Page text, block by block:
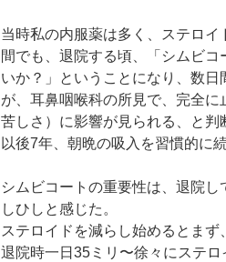
当時私の内服薬は多く、ステロ
間でも、退院する頃、「シムビ
いか？」ということになり、数日
が、耳鼻咽喉科の所見で、完全
苦しさ）に影響が見られる、と判
以後7年、朝晩の吸入を習慣的に
シムビコートの重要性は、退院
しひしと感じた。
ステロイドを減らし始めるとまず
退院時一日35ミリ〜徐々にステ